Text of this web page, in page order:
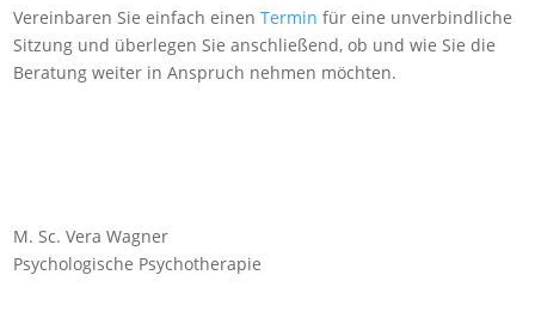
Vereinbaren Sie einfach einen Termin für eine unverbindliche
Sitzung und überlegen Sie anschließend, ob und wie Sie die
Beratung weiter in Anspruch nehmen möchten.
M. Sc. Vera Wagner
Psychologische Psychotherapie